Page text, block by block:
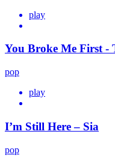
play
You Broke Me First -
pop
play
I’m Still Here – Sia
pop